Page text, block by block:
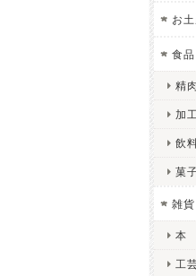
お
食品
精
加
飲
菓
雑貨
本
工